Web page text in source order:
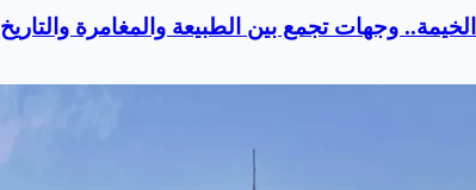
وجهات تجمع بين الطبيعة والمغامرة والتاريخ